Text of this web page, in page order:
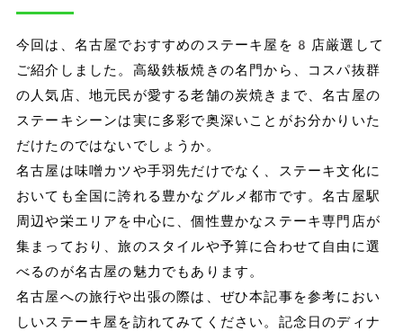
今回は、名古屋でおすすめのステーキ屋を8店厳選して
ご紹介しました。高級鉄板焼きの名門から、コスパ抜群
の人気店、地元民が愛する老舗の炭焼きまで、名古屋の
ステーキシーンは実に多彩で奥深いことがお分かりいた
だけたのではないでしょうか。
名古屋は味噌カツや手羽先だけでなく、ステーキ文化に
おいても全国に誇れる豊かなグルメ都市です。名古屋駅
周辺や栄エリアを中心に、個性豊かなステーキ専門店が
集まっており、旅のスタイルや予算に合わせて自由に選
べるのが名古屋の魅力でもあります。
名古屋への旅行や出張の際は、ぜひ本記事を参考におい
しいステーキ屋を訪れてみてください。記念日のディナ